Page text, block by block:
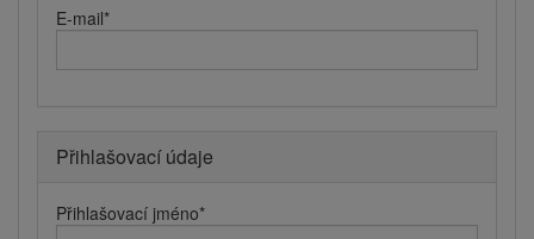
E-mail*
Přihlašovací údaje
Přihlašovací jméno*